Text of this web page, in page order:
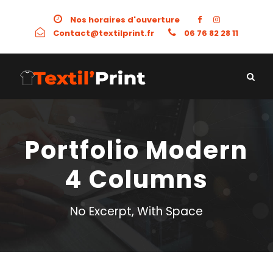
Nos horaires d'ouverture
Contact@textilprint.fr
06 76 82 28 11
Portfolio Modern
4 Columns
No Excerpt, With Space